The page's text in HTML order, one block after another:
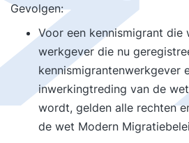
Gevolgen:
Voor een kennismigrant die
werkgever die nu
kennismigrantenwerkgever
inwerkingtreding van de
wordt, gelden alle rechten
de wet Modern